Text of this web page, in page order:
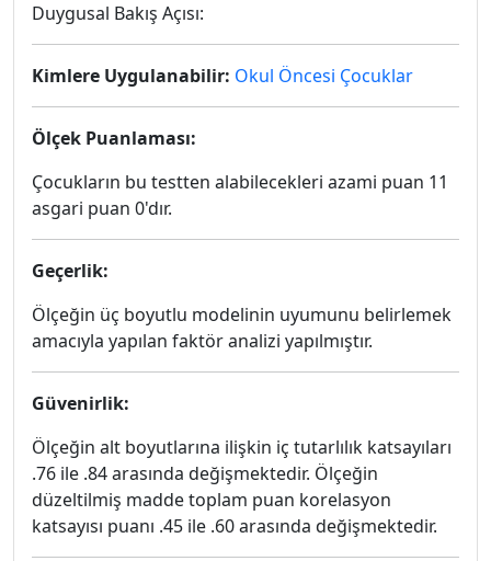
Duygusal Bakış Açısı:
Kimlere Uygulanabilir: Okul Öncesi Çocuklar
Ölçek Puanlaması:
Çocukların bu testten alabilecekleri azami puan 11
asgari puan 0'dır.
Geçerlik:
Ölçeğin üç boyutlu modelinin uyumunu belirlemek
amacıyla yapılan faktör analizi yapılmıştır.
Güvenirlik:
Ölçeğin alt boyutlarına ilişkin iç tutarlılık katsayıları
.76 ile .84 arasında değişmektedir. Ölçeğin
düzeltilmiş madde toplam puan korelasyon
katsayısı puanı .45 ile .60 arasında değişmektedir.